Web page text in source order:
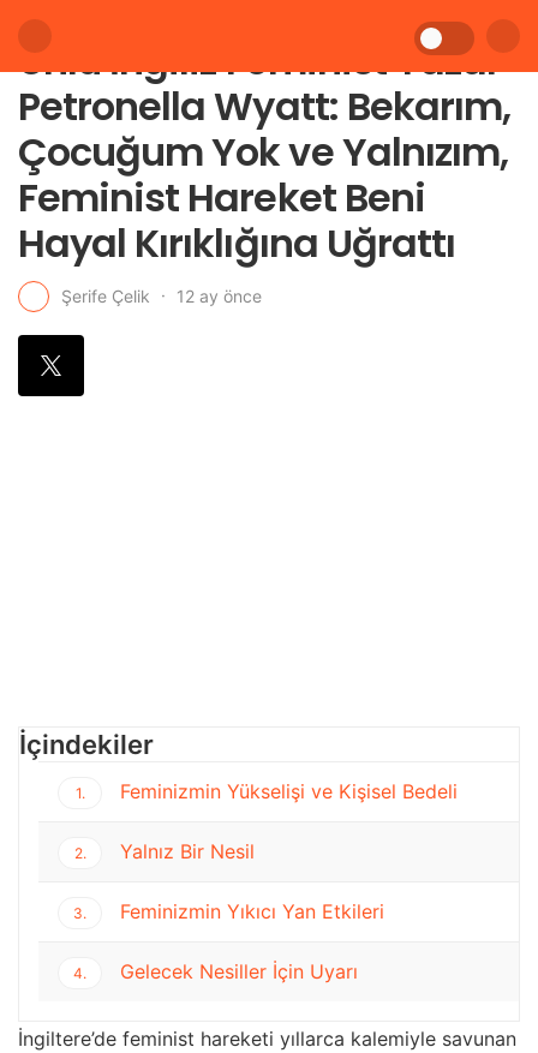
Ünlü İngiliz Feminist Yazar
Petronella Wyatt: Bekarım,
Çocuğum Yok ve Yalnızım,
Feminist Hareket Beni
Hayal Kırıklığına Uğrattı
Şerife Çelik 12 ay önce
İçindekiler
1. Feminizmin Yükselişi ve Kişisel Bedeli
2. Yalnız Bir Nesil
3. Feminizmin Yıkıcı Yan Etkileri
4. Gelecek Nesiller İçin Uyarı
İngiltere’de feminist hareketi yıllarca kalemiyle savunan